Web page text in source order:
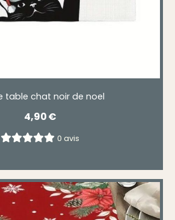
table chat noir de noel
4,90€
0 avis